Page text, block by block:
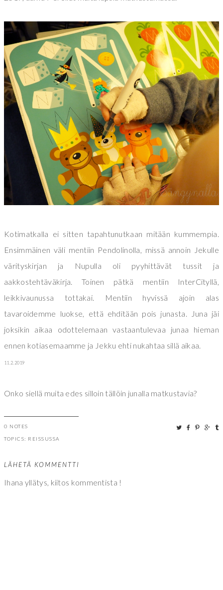
Kotimatkalla ei sitten tapahtunutkaan mitään kummempia.
Ensimmäinen väli mentiin Pendolinolla, missä annoin Jekulle
värityskirjan ja Nupulla oli pyyhittävät tussit ja
aakkostehtäväkirja. Toinen pätkä mentiin InterCityllä,
leikkivaunussa tottakai. Mentiin hyvissä ajoin alas
tavaroidemme luokse, että ehditään pois junasta. Juna jäi
joksikin aikaa odottelemaan vastaantulevaa junaa hieman
ennen kotiasemaamme ja Jekku ehti nukahtaa sillä aikaa.
11.2.2019
Onko siellä muita edes silloin tällöin junalla matkustavia?
0 NOTES
TOPICS: REISSUSSA
LÄHETÄ KOMMENTTI
Ihana yllätys, kiitos kommentista !